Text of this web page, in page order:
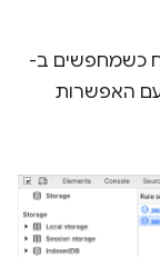
כשמחפשים ב-